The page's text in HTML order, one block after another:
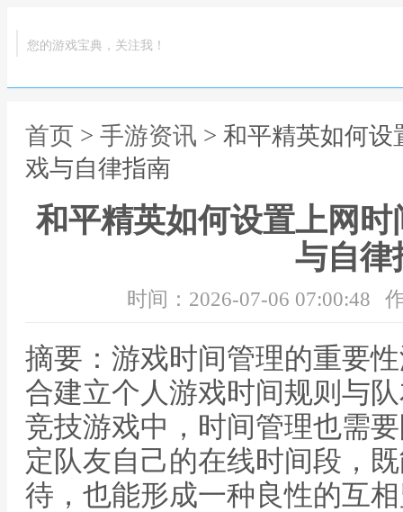
您的游戏宝典，关注我！
首页 > 手游资讯 > 和平精英如何
戏与自律指南
和平精英如何设置上网
与自律
时间：2026-07-06 07:00:48
摘要：游戏时间管理的重要
合建立个人游戏时间规则与
竞技游戏中，时间管理也需
定队友自己的在线时间段，
待，也能形成一种良性的互